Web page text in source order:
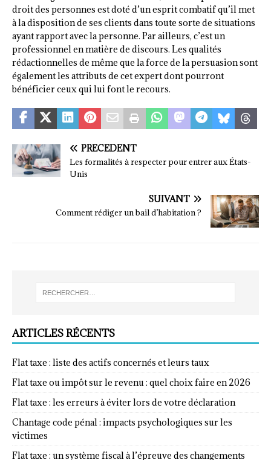
droit des personnes est doté d’un esprit combatif qu’il met
à la disposition de ses clients dans toute sorte de situations
ayant rapport avec la personne. Par ailleurs, c’est un
professionnel en matière de discours. Les qualités
rédactionnelles de même que la force de la persuasion sont
également les attributs de cet expert dont pourront
bénéficier ceux qui lui font le recours.
PRÉCÉDENT
Les formalités à respecter pour entrer aux États-
Unis
SUIVANT
Comment rédiger un bail d’habitation ?
ARTICLES RÉCENTS
Flat taxe : liste des actifs concernés et leurs taux
Flat taxe ou impôt sur le revenu : quel choix faire en 2026
Flat taxe : les erreurs à éviter lors de votre déclaration
Chantage code pénal : impacts psychologiques sur les
victimes
Flat taxe : un système fiscal à l’épreuve des changements